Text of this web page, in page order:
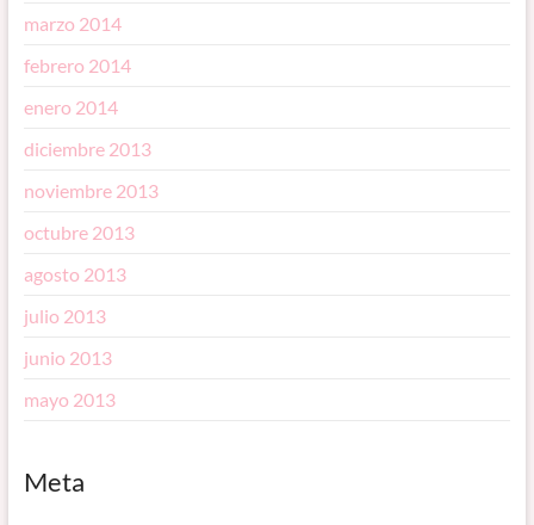
marzo 2014
febrero 2014
enero 2014
diciembre 2013
noviembre 2013
octubre 2013
agosto 2013
julio 2013
junio 2013
mayo 2013
Meta